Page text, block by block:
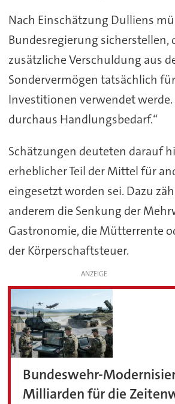
Nach Einschätzung Dulliens
Bundesregierung sicherstellen,
zusätzliche Verschuldung aus
Sondervermögen tatsächlich
Investitionen verwendet werde.
durchaus Handlungsbedarf.“
Schätzungen deuteten darauf
erheblicher Teil der Mittel für
eingesetzt worden sei. Dazu
anderem die Senkung der
Gastronomie, die Mütterrente
der Körperschaftsteuer.
ANZEIGE
Bundeswehr-
Milliarden für die